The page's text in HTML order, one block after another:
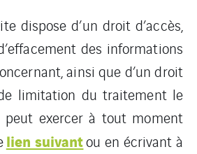
dispose d’un droit d’accès,
des informations
ainsi que d’un droit
limitation du traitement le
peut exercer à tout moment
lien suivantou en écrivant à